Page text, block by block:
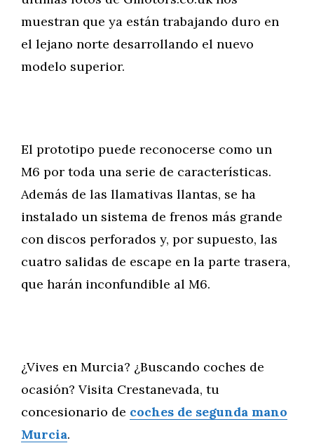
muestran que ya están trabajando duro en
el lejano norte desarrollando el nuevo
modelo superior.
El prototipo puede reconocerse como un
M6 por toda una serie de características.
Además de las llamativas llantas, se ha
instalado un sistema de frenos más grande
con discos perforados y, por supuesto, las
cuatro salidas de escape en la parte trasera,
que harán inconfundible al M6.
¿Vives en Murcia? ¿Buscando coches de
ocasión? Visita Crestanevada, tu
concesionario de coches de segunda mano
Murcia.